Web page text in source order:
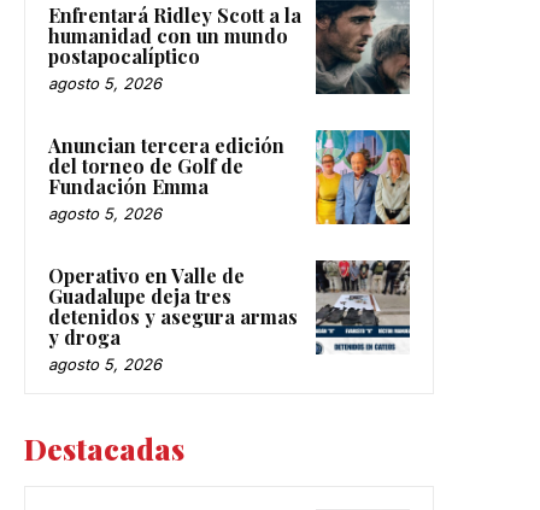
Enfrentará Ridley Scott a la
humanidad con un mundo
postapocalíptico
agosto 5, 2026
Anuncian tercera edición
del torneo de Golf de
Fundación Emma
agosto 5, 2026
Operativo en Valle de
Guadalupe deja tres
detenidos y asegura armas
y droga
agosto 5, 2026
Destacadas